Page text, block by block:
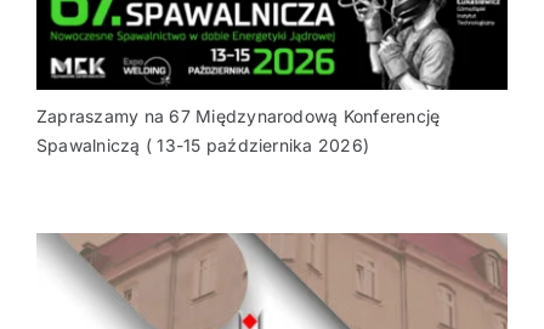
Zapraszamy na 67 Międzynarodową Konferencję
Spawalniczą ( 13-15 października 2026)